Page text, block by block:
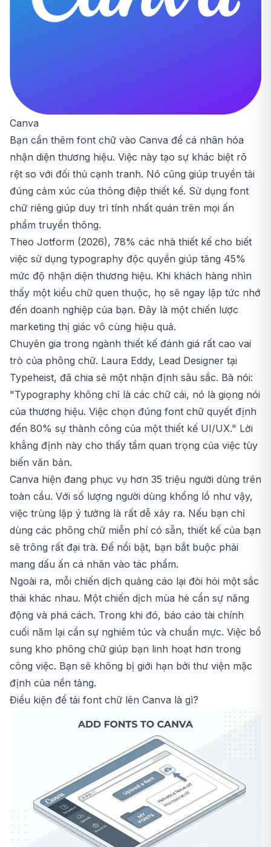
Canva
Bạn cần thêm font chữ vào Canva để cá nhân hóa
nhận diện thương hiệu. Việc này tạo sự khác biệt rõ
rệt so với đối thủ cạnh tranh. Nó cũng giúp truyền tải
đúng cảm xúc của thông điệp thiết kế. Sử dụng font
chữ riêng giúp duy trì tính nhất quán trên mọi ấn
phẩm truyền thông.
Theo Jotform (2026), 78% các nhà thiết kế cho biết
việc sử dụng typography độc quyền giúp tăng 45%
mức độ nhận diện thương hiệu. Khi khách hàng nhìn
thấy một kiểu chữ quen thuộc, họ sẽ ngay lập tức nhớ
đến doanh nghiệp của bạn. Đây là một chiến lược
marketing thị giác vô cùng hiệu quả.
Chuyên gia trong ngành thiết kế đánh giá rất cao vai
trò của phông chữ. Laura Eddy, Lead Designer tại
Typeheist, đã chia sẻ một nhận định sâu sắc. Bà nói:
"Typography không chỉ là các chữ cái, nó là giọng nói
của thương hiệu. Việc chọn đúng font chữ quyết định
đến 80% sự thành công của một thiết kế UI/UX." Lời
khẳng định này cho thấy tầm quan trọng của việc tùy
biến văn bản.
Canva hiện đang phục vụ hơn 35 triệu người dùng trên
toàn cầu. Với số lượng người dùng khổng lồ như vậy,
việc trùng lặp ý tưởng là rất dễ xảy ra. Nếu bạn chỉ
dùng các phông chữ miễn phí có sẵn, thiết kế của bạn
sẽ trông rất đại trà. Để nổi bật, bạn bắt buộc phải
mang dấu ấn cá nhân vào tác phẩm.
Ngoài ra, mỗi chiến dịch quảng cáo lại đòi hỏi một sắc
thái khác nhau. Một chiến dịch mùa hè cần sự năng
động và phá cách. Trong khi đó, báo cáo tài chính
cuối năm lại cần sự nghiêm túc và chuẩn mực. Việc bổ
sung kho phông chữ giúp bạn linh hoạt hơn trong
công việc. Bạn sẽ không bị giới hạn bởi thư viện mặc
định của nền tảng.
Điều kiện để tải font chữ lên Canva là gì?